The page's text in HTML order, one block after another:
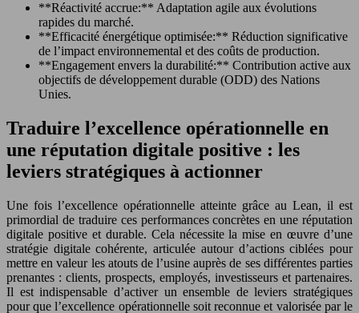
**Réactivité accrue:** Adaptation agile aux évolutions
rapides du marché.
**Efficacité énergétique optimisée:** Réduction significative
de l’impact environnemental et des coûts de production.
**Engagement envers la durabilité:** Contribution active aux
objectifs de développement durable (ODD) des Nations
Unies.
Traduire l’excellence opérationnelle en
une réputation digitale positive : les
leviers stratégiques à actionner
Une fois l’excellence opérationnelle atteinte grâce au Lean, il est
primordial de traduire ces performances concrètes en une réputation
digitale positive et durable. Cela nécessite la mise en œuvre d’une
stratégie digitale cohérente, articulée autour d’actions ciblées pour
mettre en valeur les atouts de l’usine auprès de ses différentes parties
prenantes : clients, prospects, employés, investisseurs et partenaires.
Il est indispensable d’activer un ensemble de leviers stratégiques
pour que l’excellence opérationnelle soit reconnue et valorisée par le